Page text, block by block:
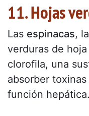
11. Hojas
Las espinacas,
verduras de
clorofila, una
absorber
función hepática.